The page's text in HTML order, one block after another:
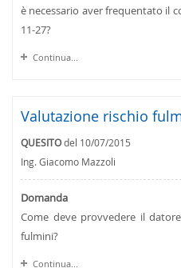
è necessario aver frequentato il
11-27?
Continua...
Valutazione rischio
QUESITOdel 10/07/2015
Ing. Giacomo Mazzoli
Domanda
Come deve provvedere il
fulmini?
Continua...